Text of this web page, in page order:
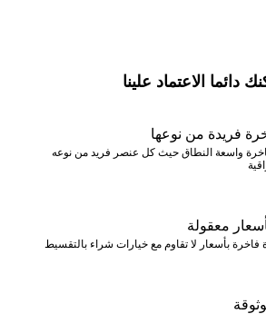
دائما الاعتماد علينا
فريدة من نوعها
واسعة النطاق حيث كل عنصر فريد من نوعه
معقولة
بأسعار لا تقاوم مع خيارات شراء بالتقسيط